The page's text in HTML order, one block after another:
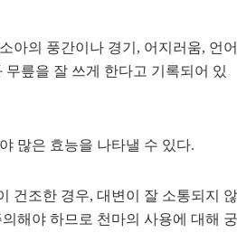
아의 풍간이나 경기, 어지러움, 언어
릎을 잘 쓰게 한다고 기록되어 있
많은 효능을 나타낼 수 있다.
건조한 경우, 대변이 잘 소통되지 않
해야 하므로 천마의 사용에 대해 궁